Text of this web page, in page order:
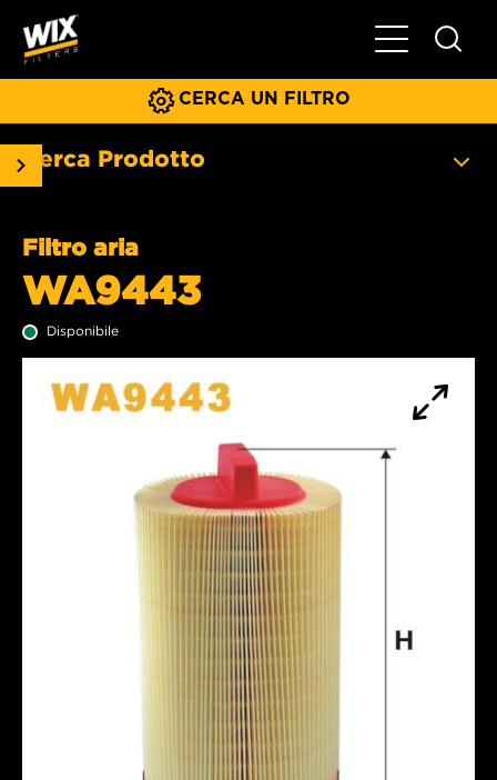
Menu
CERCA UN FILTRO
Cerca Prodotto
Filtro aria
WA9443
Disponibile